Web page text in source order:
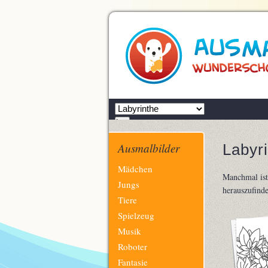
Zielseite
Los
Manchmal
Ausmalbilder
Navigation
überspringen
Mädchen
Jungs
Tiere
Spielzeug
Musik
Roboter
Fantasie